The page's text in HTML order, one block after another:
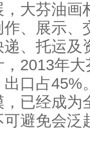
，大芬油画
作、展示、
递、托运及
，2013年
口占45%
，已经成为
可避免会泛